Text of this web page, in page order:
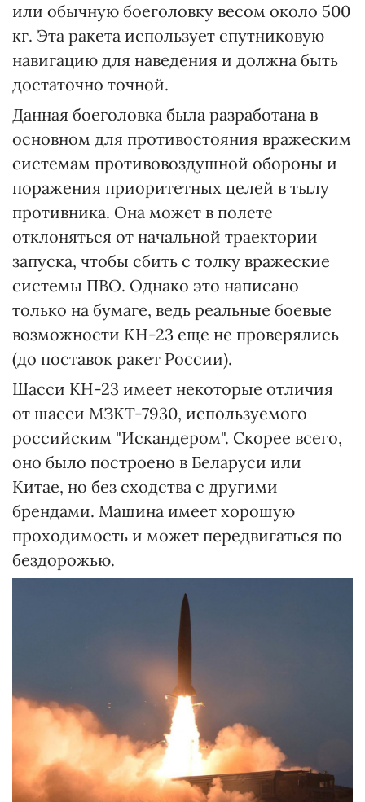
или обычную боеголовку весом около 500
кг. Эта ракета использует спутниковую
навигацию для наведения и должна быть
достаточно точной.
Данная боеголовка была разработана в
основном для противостояния вражеским
системам противовоздушной обороны и
поражения приоритетных целей в тылу
противника. Она может в полете
отклоняться от начальной траектории
запуска, чтобы сбить с толку вражеские
системы ПВО. Однако это написано
только на бумаге, ведь реальные боевые
возможности КН-23 еще не проверялись
(до поставок ракет России).
Шасси КН-23 имеет некоторые отличия
от шасси МЗКТ-7930, используемого
российским "Искандером". Скорее всего,
оно было построено в Беларуси или
Китае, но без сходства с другими
брендами. Машина имеет хорошую
проходимость и может передвигаться по
бездорожью.